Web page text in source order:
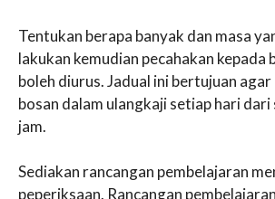
Tentukan berapa banyak dan masa
lakukan kemudian pecahakan kepada
boleh diurus. Jadual ini bertujuan
bosan dalam ulangkaji setiap hari dari
jam.
Sediakan rancangan pembelajaran
peperiksaan. Rancangan